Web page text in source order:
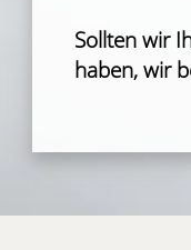
Sollten wir
haben, wir